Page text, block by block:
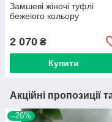
Замшеві жіночі туфлі
бежеіого кольору
2 070 ₴
Купити
Акційні пропозиції
–26%